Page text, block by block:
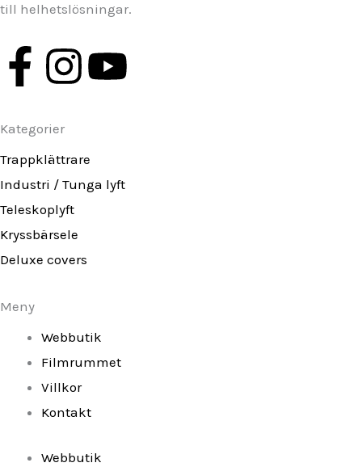
till helhetslösningar.
F
c
e
b
o
o
k
-
f
I
s
t
a
g
a
m
Y
t
Kategorier
Trappklättrare
Industri / Tunga lyft
Teleskoplyft
Kryssbärsele
Deluxe covers
Meny
Webbutik
Filmrummet
Villkor
Kontakt
Webbutik